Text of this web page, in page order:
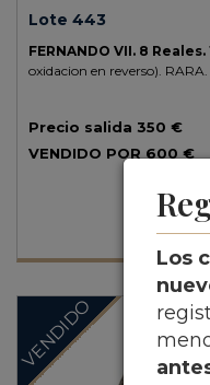
Lote 443
FERNANDO VII. 8 Reales.
oxidacion en reverso). RARA.
Precio salida 350 €
VENDIDO POR600 €
VENDIDO
Los